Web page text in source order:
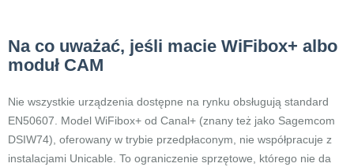
Na co uważać, jeśli macie WiFibox+ albo
moduł CAM
Nie wszystkie urządzenia dostępne na rynku obsługują standard
EN50607. Model WiFibox+ od Canal+ (znany też jako Sagemcom
DSIW74), oferowany w trybie przedpłaconym, nie współpracuje z
instalacjami Unicable. To ograniczenie sprzętowe, którego nie da